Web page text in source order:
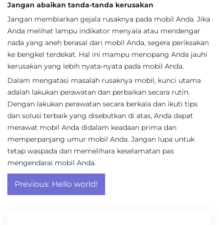
Jangan abaikan tanda-tanda kerusakan
Jangan membiarkan gejala rusaknya pada mobil Anda. Jika
Anda melihat lampu indikator menyala atau mendengar
nada yang aneh berasal dari mobil Anda, segera periksakan
ke bengkel terdekat. Hal ini mampu menopang Anda jauhi
kerusakan yang lebih nyata-nyata pada mobil Anda.
Dalam mengatasi masalah rusaknya mobil, kunci utama
adalah lakukan perawatan dan perbaikan secara rutin.
Dengan lakukan perawatan secara berkala dan ikuti tips
dan solusi terbaik yang disebutkan di atas, Anda dapat
merawat mobil Anda didalam keadaan prima dan
memperpanjang umur mobil Anda. Jangan lupa untuk
tetap waspada dan memelihara keselamatan pas
mengendarai mobil Anda.
Post
navigation
Previous: Hello world!